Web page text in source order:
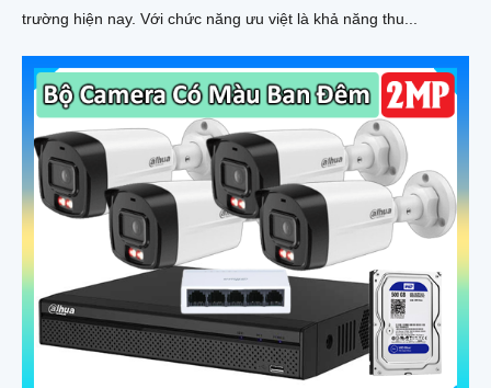
trường hiện nay. Với chức năng ưu việt là khả năng thu...